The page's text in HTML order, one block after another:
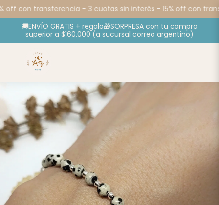
off con transferencia - 3 cuotas sin interés - 15% off con
🚚ENVÍO GRATIS + regalo🎁SORPRESA con tu compra
superior a $160.000 (a sucursal correo argentino)